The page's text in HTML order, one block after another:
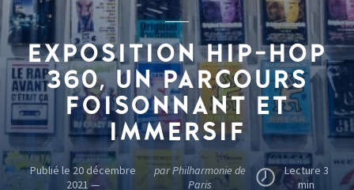
EXPOSITION HIP-HOP
360, UN PARCOURS
FOISONNANT ET
IMMERSIF
Publié le 20 décembre
2021 —
par Philharmonie de
Paris
Lecture 3
min